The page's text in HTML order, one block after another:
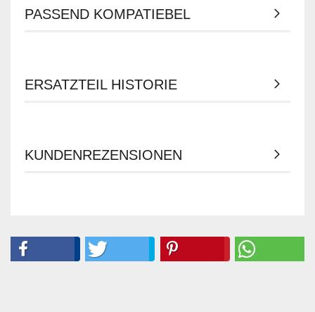
PASSEND KOMPATIEBEL
ERSATZTEIL HISTORIE
KUNDENREZENSIONEN